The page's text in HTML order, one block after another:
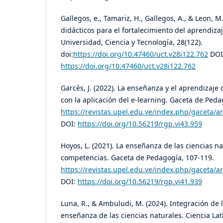
Gallegos, e., Tamariz, H., Gallegos, A., & Leon,
didácticos para el fortalecimiento del
Universidad, Ciencia y Tecnología, 28(122).
doi:https://doi.org/10.47460/uct.v28i122.762
https://doi.org/10.47460/uct.v28i122.762
Garcés, J. (2022). La enseñanza y el
con la aplicación del e-learning. Gaceta de
https://revistas.upel.edu.ve/index.php/gaceta/
DOI: https://doi.org/10.56219/rgp.vi43.959
Hoyos, L. (2021). La enseñanza de las ciencias
competencias. Gaceta de Pedagogía, 107-119.
https://revistas.upel.edu.ve/index.php/gaceta/
DOI: https://doi.org/10.56219/rgp.vi41.939
Luna, R., & Ambuludi, M. (2024). Integración de
enseñanza de las ciencias naturales. Ciencia